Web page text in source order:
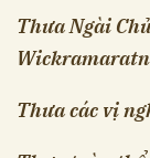
Thưa Ngài
Thưa các vị